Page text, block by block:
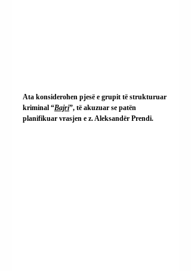
Ata konsiderohen pjesë e grupit të strukturuar
kriminal “Bajri”, të akuzuar se patën
planifikuar vrasjen e z. Aleksandër Prendi.